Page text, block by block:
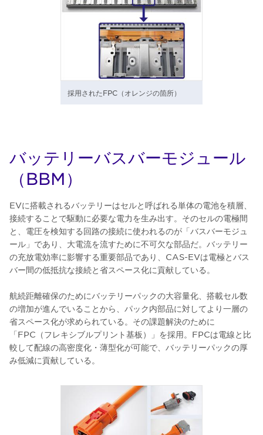
採用されたFPC（オレンジの箇所）
バッテリーバスバーモジュール
（BBM）
EVに搭載されるバッテリーはセルと呼ばれる単体の電池を積層、
接続することで駆動に必要な電力を生み出す。そのセルの電極間
と、電圧を検知する回路の接続に使われるのが「バスバーモジュ
ール」であり、大電流を流すために不可欠な部品だ。バッテリー
の充放電効率に影響する重要部品であり、CAS-EVは電極とバス
バー間の低抵抗な接続と省スペース化に貢献している。
航続距離確保のためにバッテリーパックの大容量化、搭載セル数
の増加が進んでいることから、パック内部品に対してより一層の
省スペース化が求められている。その課題解決のために
「FPC（フレキシブルプリント基板）」を採用。FPCは電線と比
較して配線の高密度化・薄型化が可能で、バッテリーパックの厚
み低減に貢献している。